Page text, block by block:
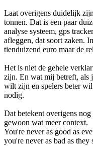
Laat overigens duidelijk
tonnen. Dat is een paar
analyse systeem, gps
afleggen, dat soort zaken.
tienduizend euro maar de
Het is niet de gehele
zijn. En wat mij betreft, als
wilt zijn en spelers beter
nodig.
Dat betekent overigens
gewoon wat meer context.
You're never as good as
you're never as bad as they